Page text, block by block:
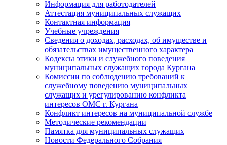
Информация для работодателей
Аттестация муниципальных служащих
Контактная информация
Учебные учреждения
Сведения о доходах, расходах, об имуществе и
обязательствах имущественного характера
Кодексы этики и служебного поведения
муниципальных служащих города Кургана
Комиссии по соблюдению требований к
служебному поведению муниципальных
служащих и урегулированию конфликта
интересов ОМС г. Кургана
Конфликт интересов на муниципальной службе
Методические рекомендации
Памятка для муниципальных служащих
Новости Федерального Cобрания